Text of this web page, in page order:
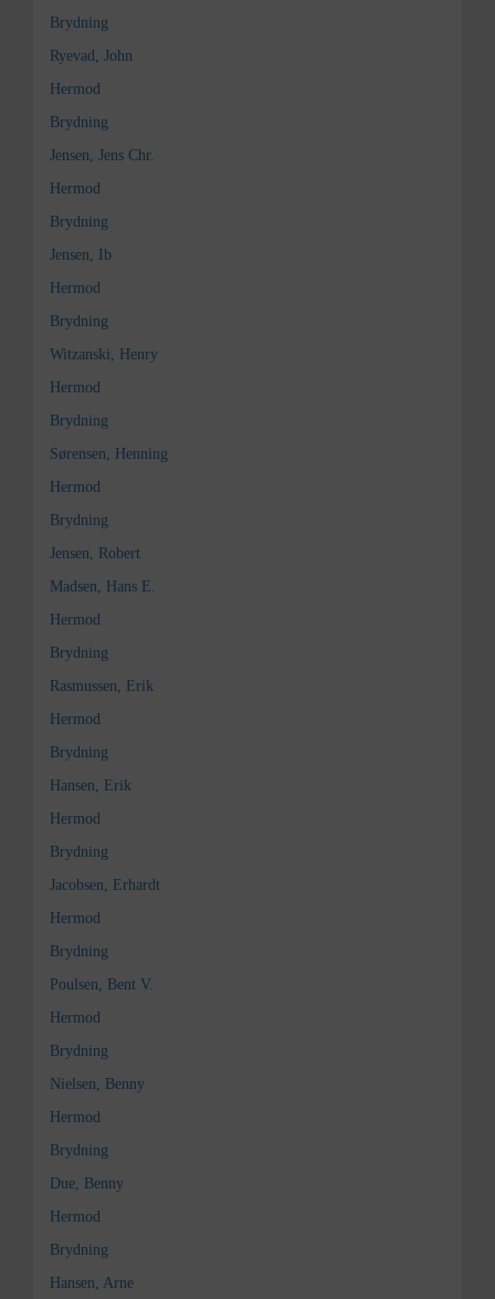
Brydning
Ryevad, John
Hermod
Brydning
Jensen, Jens Chr.
Hermod
Brydning
Jensen, Ib
Hermod
Brydning
Witzanski, Henry
Hermod
Brydning
Sørensen, Henning
Hermod
Brydning
Jensen, Robert
Madsen, Hans E.
Hermod
Brydning
Rasmussen, Erik
Hermod
Brydning
Hansen, Erik
Hermod
Brydning
Jacobsen, Erhardt
Hermod
Brydning
Poulsen, Bent V.
Hermod
Brydning
Nielsen, Benny
Hermod
Brydning
Due, Benny
Hermod
Brydning
Hansen, Arne